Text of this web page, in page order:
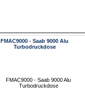
FMAC9000 - Saab 9000 Alu
Turbodruckdose